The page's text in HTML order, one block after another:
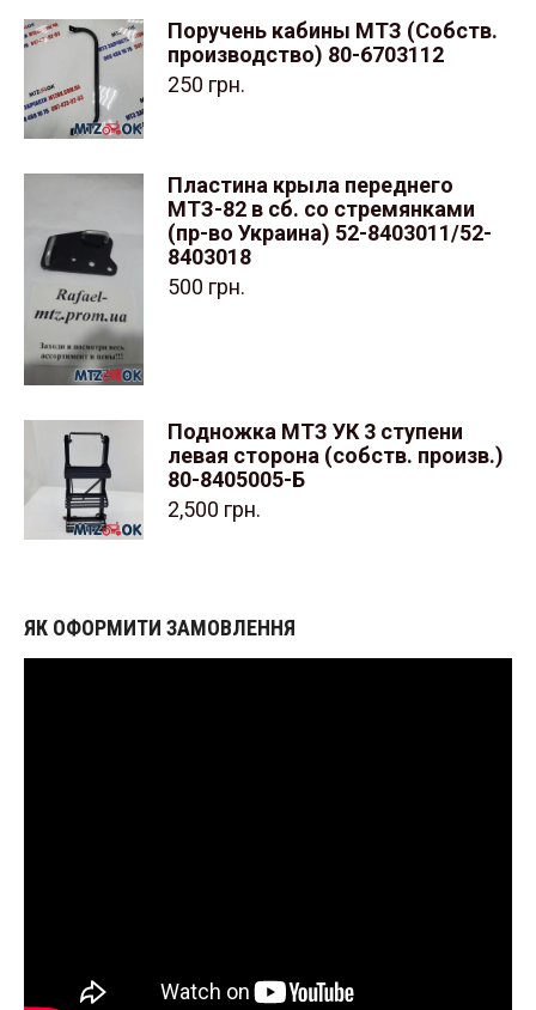
Поручень кабины МТЗ (Собств.
производство) 80-6703112
250 грн.
Пластина крыла переднего
МТЗ-82 в сб. со стремянками
(пр-во Украина) 52-8403011/52-
8403018
500 грн.
Подножка МТЗ УК 3 ступени
левая сторона (собств. произв.)
80-8405005-Б
2,500 грн.
ЯК ОФОРМИТИ ЗАМОВЛЕННЯ